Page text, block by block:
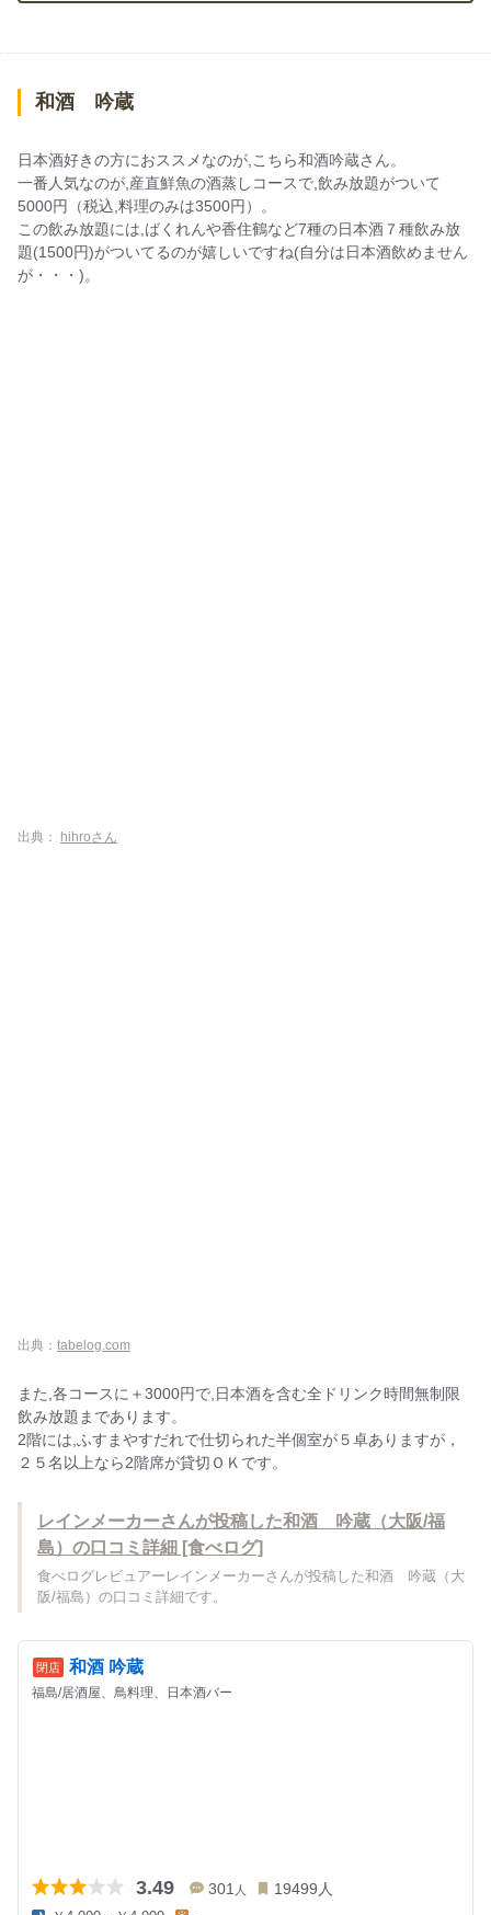
和酒 吟蔵
日本酒好きの方におススメなのが,こちら和酒吟蔵さん。
一番人気なのが,産直鮮魚の酒蒸しコースで,飲み放題がついて
5000円（税込,料理のみは3500円）。
この飲み放題には,ばくれんや香住鶴など7種の日本酒７種飲み放
題(1500円)がついてるのが嬉しいですね(自分は日本酒飲めません
が・・・)。
出典： hihroさん
出典： tabelog.com
また,各コースに＋3000円で,日本酒を含む全ドリンク時間無制限
飲み放題まであります。
2階には,ふすまやすだれで仕切られた半個室が５卓ありますが，
２５名以上なら2階席が貸切ＯＫです。
レインメーカーさんが投稿した和酒 吟蔵（大阪/福
島）の口コミ詳細 [食べログ]
食べログレビュアーレインメーカーさんが投稿した和酒 吟蔵（大
阪/福島）の口コミ詳細です。
和酒 吟蔵
福島/居酒屋、鳥料理、日本酒バー
3.49 301 人 19499人